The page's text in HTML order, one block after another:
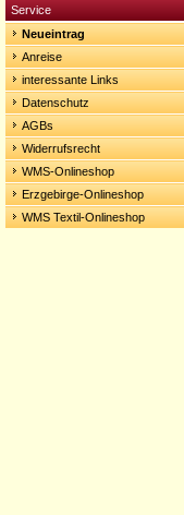
Service
Neueintrag
Anreise
interessante Links
Datenschutz
AGBs
Widerrufsrecht
WMS-Onlineshop
Erzgebirge-Onlineshop
WMS Textil-Onlineshop